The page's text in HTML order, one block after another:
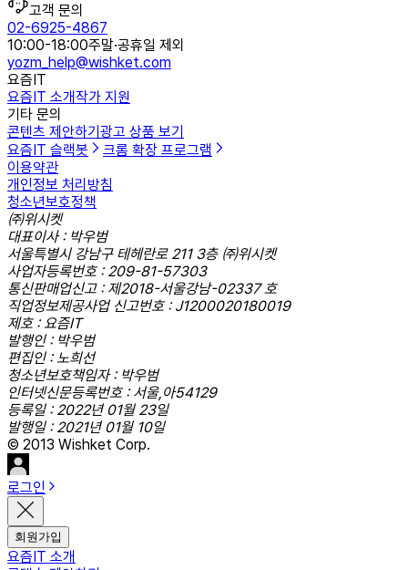
고객 문의
02-6925-4867
10:00-18:00주말·공휴일 제외
yozm_help@wishket.com
요즘IT
요즘IT 소개작가 지원
기타 문의
콘텐츠 제안하기광고 상품 보기
요즘IT 슬랙봇
크롬 확장 프로그램
이용약관
개인정보 처리방침
청소년보호정책
㈜위시켓
대표이사 : 박우범
서울특별시 강남구 테헤란로 211 3층 ㈜위시켓
사업자등록번호 : 209-81-57303
통신판매업신고 : 제2018-서울강남-02337 호
직업정보제공사업 신고번호 : J1200020180019
제호 : 요즘IT
발행인 : 박우범
편집인 : 노희선
청소년보호책임자 : 박우범
인터넷신문등록번호 : 서울,아54129
등록일 : 2022년 01월 23일
발행일 : 2021년 01월 10일
© 2013 Wishket Corp.
로그인
회원가입
요즘IT 소개